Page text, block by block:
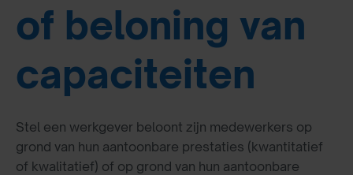
of beloning van
capaciteiten
Stel een werkgever beloont zijn medewerkers op
grond van hun aantoonbare prestaties (kwantitatief
of kwalitatief) of op grond van hun aantoonbare